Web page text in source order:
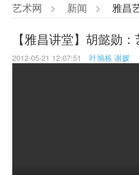
张瀚文：以物质媒介
界
翟莫梵：绘画少年的
艺术网 > 新闻 > 雅昌
【雅昌讲堂】胡懿勋
2012-05-21 12:07:51 叶旭栋 谢媛